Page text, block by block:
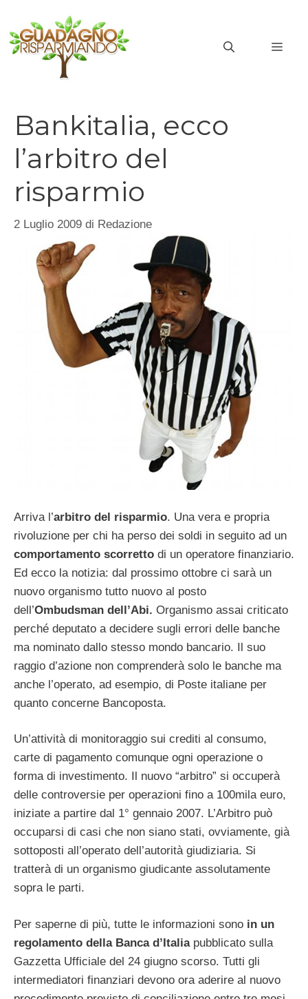
contenuto
Bankitalia, ecco
l’arbitro del
risparmio
2 Luglio 2009 di Redazione
Arriva l’arbitro del risparmio. Una vera e propria
rivoluzione per chi ha perso dei soldi in seguito ad un
comportamento scorretto di un operatore finanziario.
Ed ecco la notizia: dal prossimo ottobre ci sarà un
nuovo organismo tutto nuovo al posto
dell’Ombudsman dell’Abi. Organismo assai criticato
perché deputato a decidere sugli errori delle banche
ma nominato dallo stesso mondo bancario. Il suo
raggio d’azione non comprenderà solo le banche ma
anche l’operato, ad esempio, di Poste italiane per
quanto concerne Bancoposta.
Un’attività di monitoraggio sui crediti al consumo,
carte di pagamento comunque ogni operazione o
forma di investimento. Il nuovo “arbitro” si occuperà
delle controversie per operazioni fino a 100mila euro,
iniziate a partire dal 1° gennaio 2007. L’Arbitro può
occuparsi di casi che non siano stati, ovviamente, già
sottoposti all’operato dell’autorità giudiziaria. Si
tratterà di un organismo giudicante assolutamente
sopra le parti.
Per saperne di più, tutte le informazioni sono in un
regolamento della Banca d’Italiapubblicato sulla
Gazzetta Ufficiale del 24 giugno scorso. Tutti gli
intermediatori finanziari devono ora aderire al nuovo